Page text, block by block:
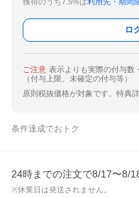
ロ
ご注意 表示よりも実際の付与数
（付与上限、未確定の付与等）
原則税抜価格が対象です。特典
条件達成でおトク
24時までの注文で8/17〜8/
※休業日は発送されません。